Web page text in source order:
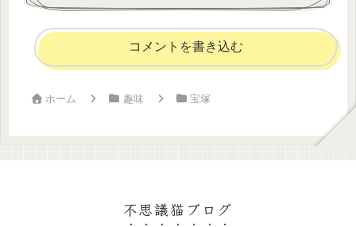
コメントを書き込む
ホーム 趣味 宝塚
不思議猫ブログ